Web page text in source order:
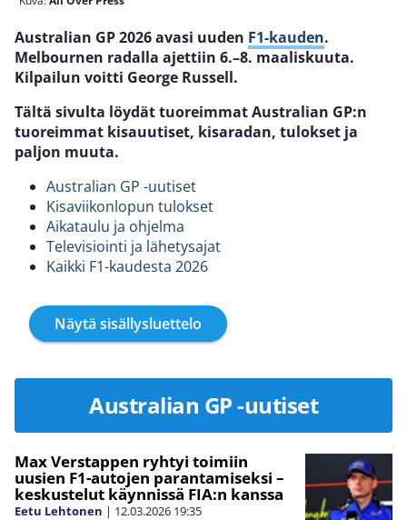
Australian GP 2026 avasi uuden F1-kauden.
Melbournen radalla ajettiin 6.–8. maaliskuuta.
Kilpailun voitti George Russell.
Tältä sivulta löydät tuoreimmat Australian GP:n
tuoreimmat kisauutiset, kisaradan, tulokset ja
paljon muuta.
Australian GP -uutiset
Kisaviikonlopun tulokset
Aikataulu ja ohjelma
Televisiointi ja lähetysajat
Kaikki F1-kaudesta 2026
Näytä sisällysluettelo
Australian GP -uutiset
Max Verstappen ryhtyi toimiin
uusien F1-autojen parantamiseksi –
keskustelut käynnissä FIA:n kanssa
Eetu Lehtonen | 12.03.2026 19:35